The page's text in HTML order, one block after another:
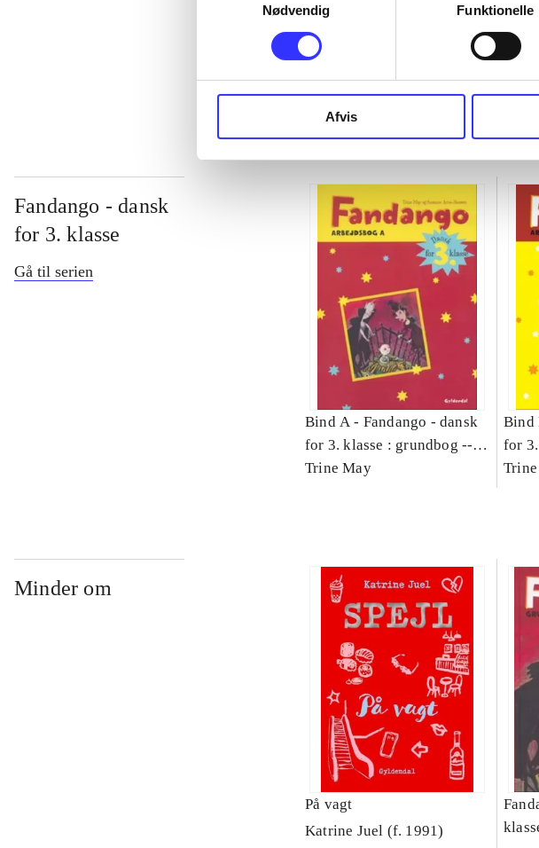
Nødvendig
Funktionelle
Afvis
...
Fandango - dansk
for 3. klasse
Gå til serien
Bind A - Fandango - dansk
for 3. klasse : grundbog --
Arbejdsbog. Bind A
Trine May
Bind
for
Minder om
På vagt
Katrine Juel (f. 1991)